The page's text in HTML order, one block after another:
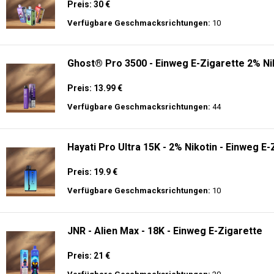
Preis: 30 €
Verfügbare Geschmacksrichtungen: 10
Ghost® Pro 3500 - Einweg E-Zigarette 2%
Preis: 13.99 €
Verfügbare Geschmacksrichtungen: 44
Hayati Pro Ultra 15K - 2% Nikotin - Einweg
Preis: 19.9 €
Verfügbare Geschmacksrichtungen: 10
JNR - Alien Max - 18K - Einweg E-Zigarette
Preis: 21 €